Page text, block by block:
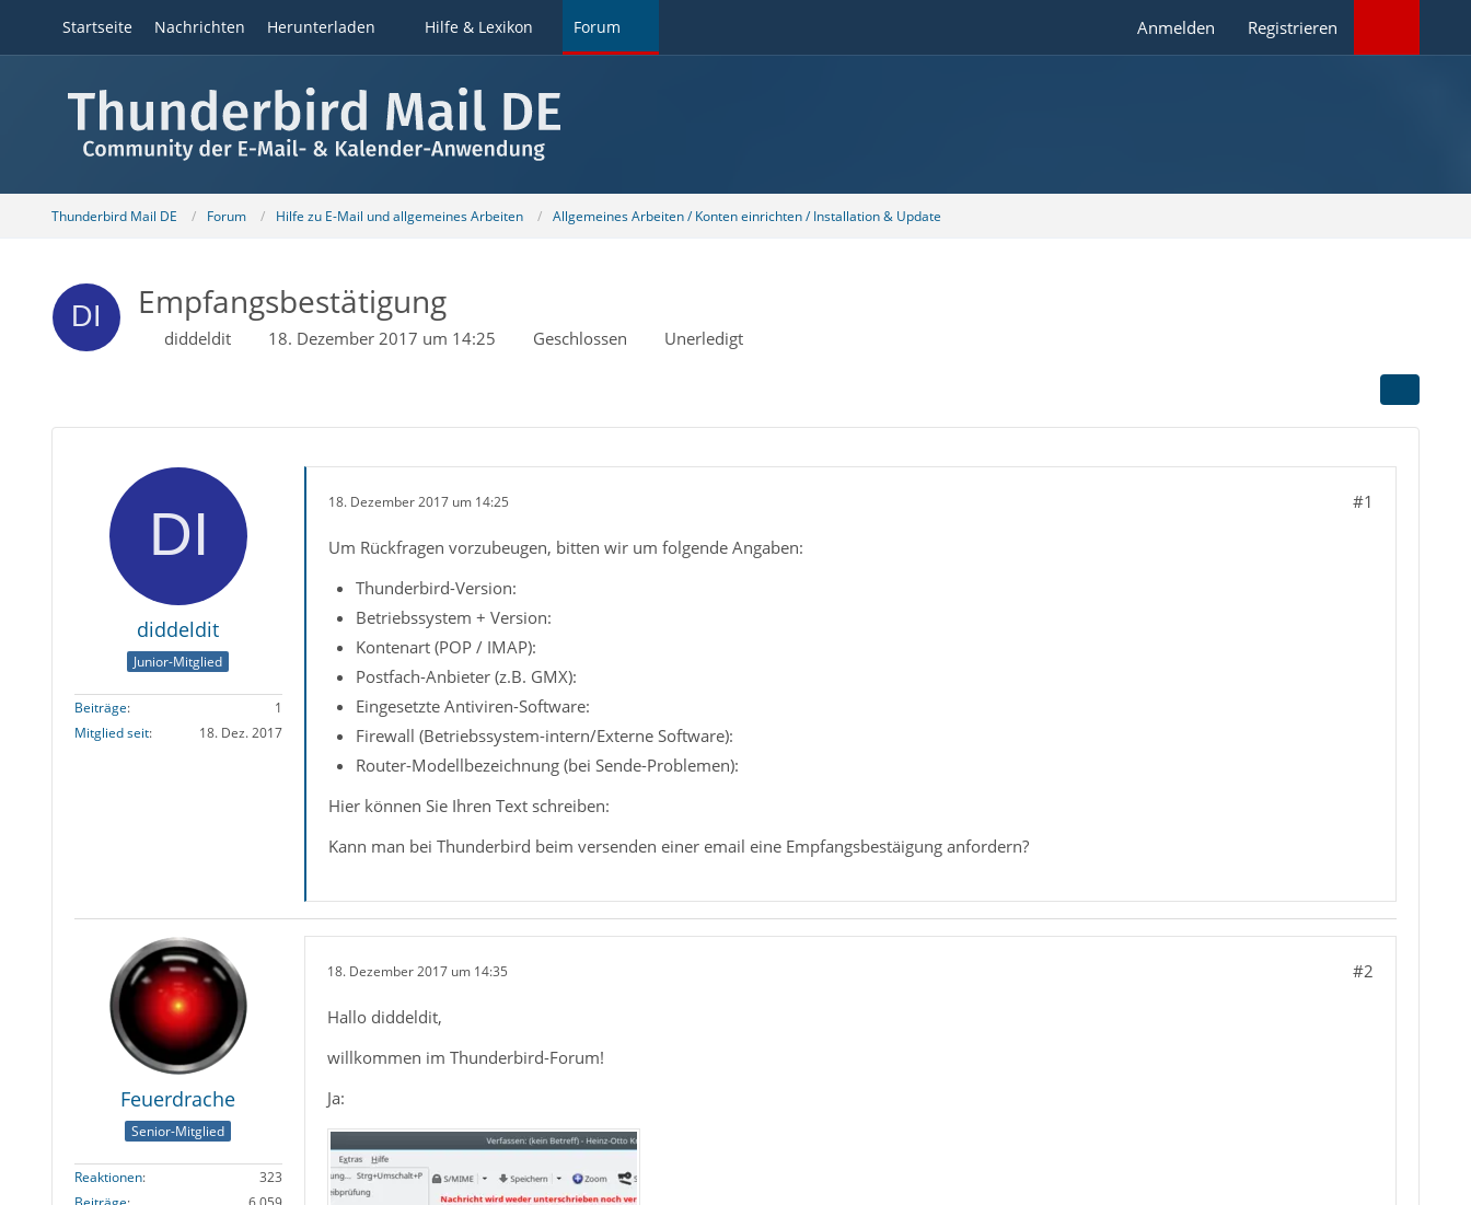
Startseite Nachrichten Herunterladen Hilfe & Lexikon Forum Anmelden Registrieren
Thunderbird Mail DE Forum Hilfe zu E-Mail und allgemeines Arbeiten Allgemeines Arbeiten / Konten einrichten / Installation & Update
Empfangsbestätigung
diddeldit 18. Dezember 2017 um 14:25 Geschlossen Unerledigt
diddeldit
Junior-Mitglied
Beiträge
1
Mitglied seit
18. Dez. 2017
18. Dezember 2017 um 14:25 #1
Um Rückfragen vorzubeugen, bitten wir um folgende Angaben:
Thunderbird-Version:
Betriebssystem + Version:
Kontenart (POP / IMAP):
Postfach-Anbieter (z.B. GMX):
Eingesetzte Antiviren-Software:
Firewall (Betriebssystem-intern/Externe Software):
Router-Modellbezeichnung (bei Sende-Problemen):
Hier können Sie Ihren Text schreiben:
Kann man bei Thunderbird beim versenden einer email eine Empfangsbestäigung anfordern?
Feuerdrache
Senior-Mitglied
Reaktionen
323
18. Dezember 2017 um 14:35 #2
Hallo diddeldit,
willkommen im Thunderbird-Forum!
Ja: